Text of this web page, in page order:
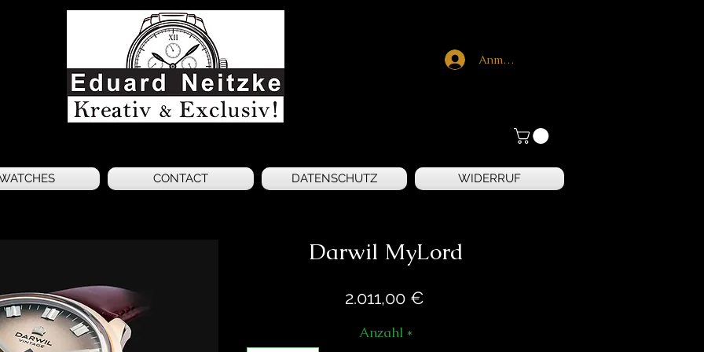
Anmelden
CONTACT DATENSCHUTZ WIDERRUF
Darwil MyLord
2.011,00 €Preis
Anzahl *